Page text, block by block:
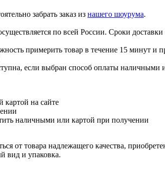
забрать заказ из нашего шоурума.
по всей России. Сроки
примерить товар в течение 15 минут и
если выбран способ оплаты
картой на сайте
наличными или картой при получении
от товара надлежащего качества,
вид и упаковка.